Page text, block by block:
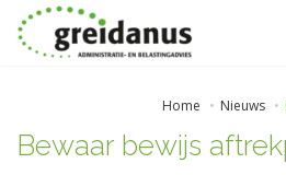
Home Nieuws
Bewaar bewijs